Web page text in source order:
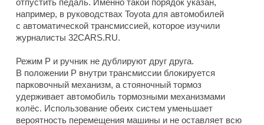
отпустить педаль. Именно такой порядок указан,
например, в руководствах Toyota для автомобилей
с автоматической трансмиссией, которое изучили
журналисты 32CARS.RU.
Режим P и ручник не дублируют друг друга.
В положении P внутри трансмиссии блокируется
парковочный механизм, а стояночный тормоз
удерживает автомобиль тормозными механизмами
колёс. Использование обеих систем уменьшает
вероятность перемещения машины и не оставляет всю